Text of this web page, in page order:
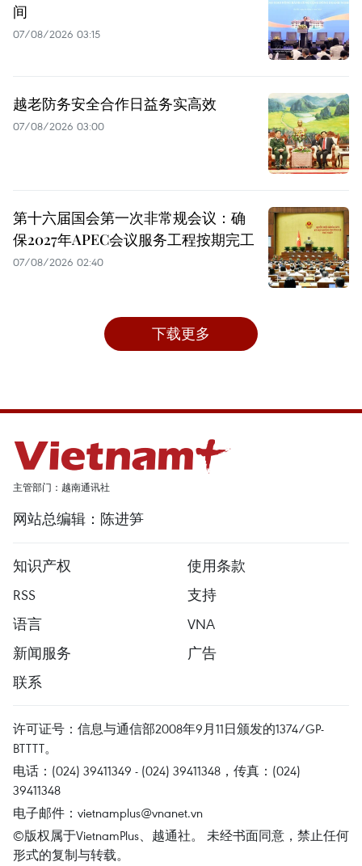
间
07/08/2026 03:15
越老防务安全合作日益务实高效
07/08/2026 03:00
第十六届国会第一次非常规会议：确
保2027年APEC会议服务工程按期完工
07/08/2026 02:40
下载更多
主管部门：越南通讯社
网站总编辑：陈进笋
知识产权
使用条款
RSS
支持
语言
VNA
新闻服务
广告
联系
许可证号：信息与通信部2008年9月11日颁发的1374/GP-
BTTTT。
电话：(024) 39411349 - (024) 39411348，传真：(024)
39411348
电子邮件： vietnamplus@vnanet.vn
©版权属于VietnamPlus、越通社。 未经书面同意，禁止任何
形式的复制与转载。